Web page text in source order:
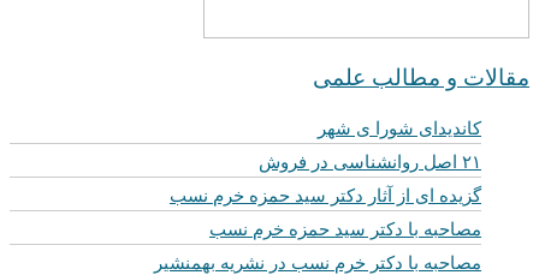
مقالات و مطالب علمی
کاندیدای شورا ی شهر
۲۱ اصل روانشناسی در فروش
گزیده ای از آثار دکتر سید حمزه خرم نسب
مصاحبه با دکتر سید حمزه خرم نسب
مصاحبه با دکتر خرم نسب در نشریه بهمنشیر